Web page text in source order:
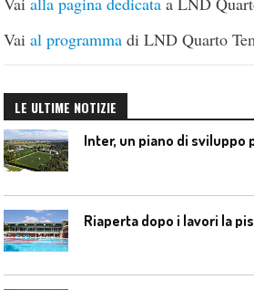
Vaial programma di LND Quarto
LE ULTIME NOTIZIE
Riaperta dopo i lavori la